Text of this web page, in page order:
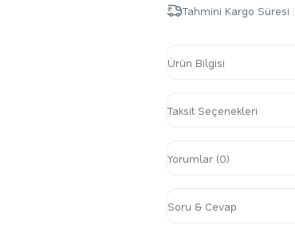
Tahmini Kargo Süresi :
Ürün Bilgisi
Taksit Seçenekleri
Yorumlar (0)
Soru & Cevap